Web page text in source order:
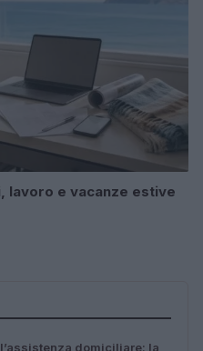
lavoro e vacanze estive
domiciliare: la